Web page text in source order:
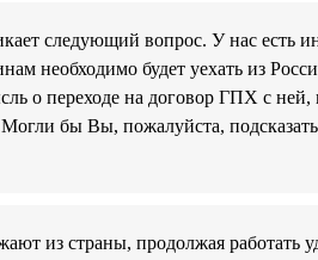
следующий вопрос. У нас есть
необходимо будет уехать из
о переходе на договор ГПХ с ней,
бы Вы, пожалуйста,
из страны, продолжая работать